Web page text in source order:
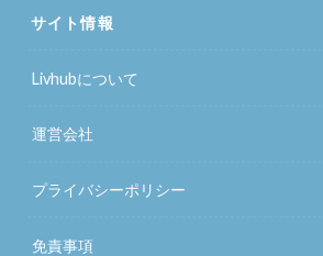
サイト情報
Livhubについて
運営会社
プライバシーポリシー
免責事項